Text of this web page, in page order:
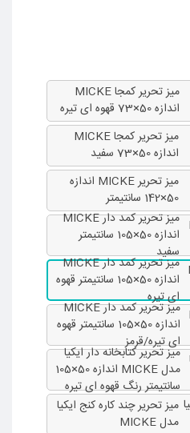
میز تحریر کمجا MICKE
اندازه 50×73 قهوه ای تیره
میز تحریر کمجا MICKE
اندازه 50×73 سفید
میز تحریر MICKE اندازه
50×142 سانتیمتر
میز تحریر کمد دار MICKE
اندازه 50×105 سانتیمتر
سفید
میز تحریر کمد دار MICKE
اندازه 50×105 سانتیمتر قهوه
ای تیره
میز تحریر کمد دار MICKE
اندازه 50×105 سانتیمتر قهوه
ای تیره/قرمز
میز تحریر کتابخانه دار ایکیا
مدل MICKE اندازه 50×105
سانتیمتر رنگ قهوه ای تیره
میز تحریر چند کاره کنج ایکیا
مدل MICKE